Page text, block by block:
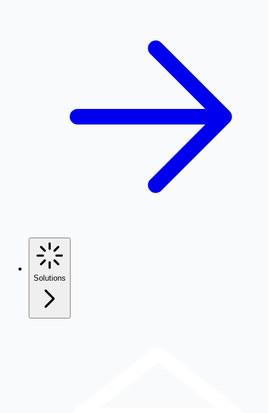
Solutions